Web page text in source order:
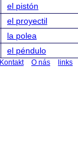
el pistón
el proyectil
la polea
el péndulo
Kontakt O nás links